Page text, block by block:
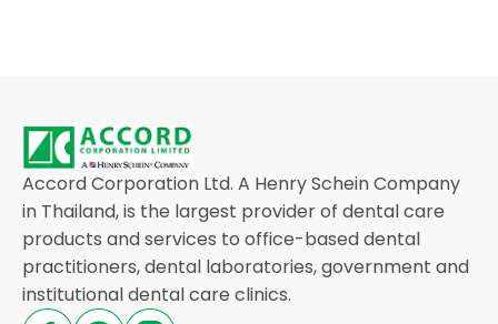
Accord Corporation Ltd. A Henry Schein Company
in Thailand, is the largest provider of dental care
products and services to office-based dental
practitioners, dental laboratories, government and
institutional dental care clinics.